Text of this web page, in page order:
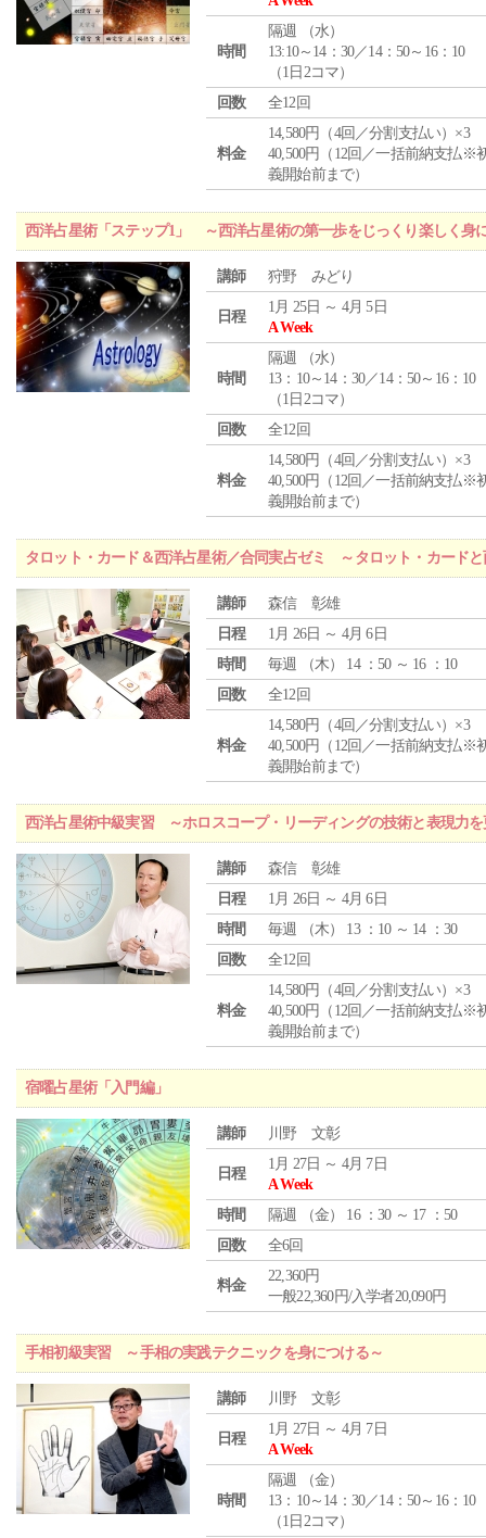
時間
隔週 （水）
13:10～14：30／14：50～16：10
（1日2コマ）
回数
全12回
料金
14,580円（4回／分割支払い）×3
40,500円（12回／一括前納支払※
義開始前まで）
西洋占星術「ステップ1」 ～西洋占星術の第一歩をじっくり楽しく身
講師 狩野 みどり
日程
1月 25日 ～ 4月 5日
A Week
時間
隔週 （水）
13：10～14：30／14：50～16：10
（1日2コマ）
回数
全12回
料金
14,580円（4回／分割支払い）×3
40,500円（12回／一括前納支払※
義開始前まで）
タロット・カード＆西洋占星術／合同実占ゼミ ～タロット・カード
講師
森信 彰雄
日程
1月 26日 ～ 4月 6日
時間
毎週 （木） 14 ：50 ～ 16 ：10
回数
全12回
料金
14,580円（4回／分割支払い）×3
40,500円（12回／一括前納支払※
義開始前まで）
西洋占星術中級実習 ～ホロスコープ・リーディングの技術と表現力
講師
森信 彰雄
日程
1月 26日 ～ 4月 6日
時間
毎週 （木） 13 ：10 ～ 14 ：30
回数
全12回
料金
14,580円（4回／分割支払い）×3
40,500円（12回／一括前納支払※
義開始前まで）
宿曜占星術「入門編」
講師 川野 文彰
日程
1月 27日 ～ 4月 7日
A Week
時間
隔週 （金） 16 ：30 ～ 17 ：50
回数
全6回
料金
22,360円
一般22,360円/入学者20,090円
手相初級実習 ～手相の実践テクニックを身につける～
講師 川野 文彰
日程
1月 27日 ～ 4月 7日
A Week
時間
隔週 （金）
13：10～14：30／14：50～16：10
（1日2コマ）